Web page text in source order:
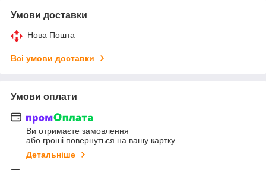
Умови доставки
Нова Пошта
Всі умови доставки
Умови оплати
Ви отримаєте замовлення
або гроші повернуться на вашу картку
Детальніше